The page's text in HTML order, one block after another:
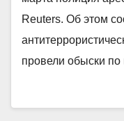
Reuters. Об этом
провели обыски